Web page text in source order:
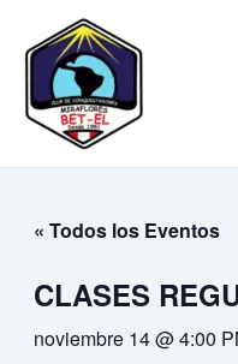
contenido
« Todos los Eventos
CLASES
noviembre 14 @ 4:00